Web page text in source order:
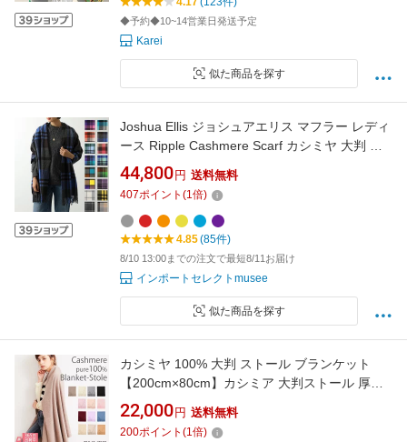
年中使える 手洗い karei
◆予約◆10~14営業日発送予定
Karei
似た商品を探す
Joshua Ellis ジョシュアエリス マフラー レディ
ース Ripple Cashmere Scarf カシミヤ 大判 ス
トール チェック 柄 ショール CPG カラー20色
44,800 円 送料無料
407ポイント (1倍)
4.85(85件)
8/10 13:00までの注文で最短8/11お届け
インポートセレクトmusee
似た商品を探す
カシミヤ 100% 大判 ストール ブランケット
【200cm×80cm】カシミア 大判ストール 厚手
カシミヤストール カシミアストール レディー
ス メンズ 無地 大きい ショール ひざ掛け 秋冬
22,000 円 送料無料
200ポイント (1倍)